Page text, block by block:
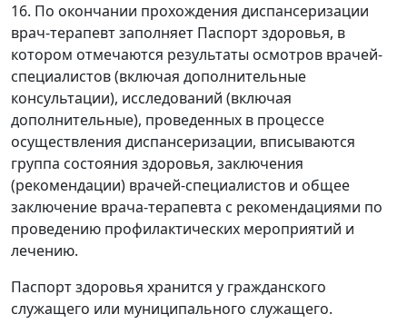
16. По окончании прохождения диспансеризации
врач-терапевт заполняет Паспорт здоровья, в
котором отмечаются результаты осмотров врачей-
специалистов (включая дополнительные
консультации), исследований (включая
дополнительные), проведенных в процессе
осуществления диспансеризации, вписываются
группа состояния здоровья, заключения
(рекомендации) врачей-специалистов и общее
заключение врача-терапевта с рекомендациями по
проведению профилактических мероприятий и
лечению.
Паспорт здоровья хранится у гражданского
служащего или муниципального служащего.